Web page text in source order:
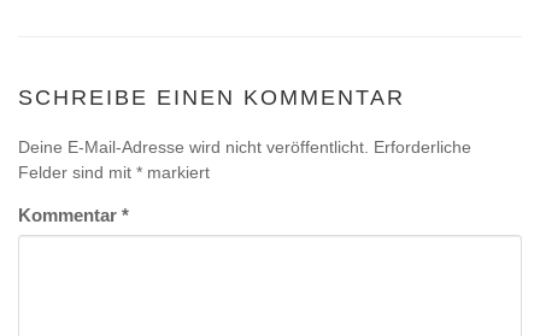
SCHREIBE EINEN KOMMENTAR
Deine E-Mail-Adresse wird nicht veröffentlicht. Erforderliche
Felder sind mit * markiert
Kommentar *